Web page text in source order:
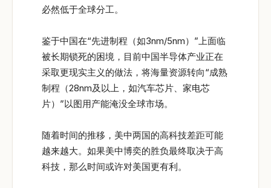
必然低于全球分工。
鉴于中国在“先进制程（如3nm/5nm）”上面临
被长期锁死的困境，目前中国半导体产业正在
采取更现实主义的做法，将海量资源转向“成熟
制程（28nm及以上，如汽车芯片、家电芯
片）”以图用产能淹没全球市场。
随着时间的推移，美中两国的高科技差距可能
越来越大。如果美中博奕的胜负最终取决于高
科技，那么时间或许对美国更有利。